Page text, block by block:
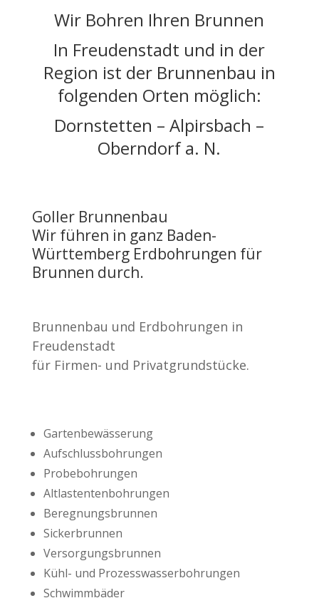
Wir Bohren Ihren Brunnen
In Freudenstadt und in der
Region ist der Brunnenbau in
folgenden Orten möglich:
Dornstetten – Alpirsbach –
Oberndorf a. N.
Goller Brunnenbau
Wir führen in ganz Baden-
Württemberg Erdbohrungen für
Brunnen durch.
Brunnenbau und Erdbohrungen in
Freudenstadt
für Firmen- und Privatgrundstücke.
Gartenbewässerung
Aufschlussbohrungen
Probebohrungen
Altlastentenbohrungen
Beregnungsbrunnen
Sickerbrunnen
Versorgungsbrunnen
Kühl- und Prozesswasserbohrungen
Schwimmbäder